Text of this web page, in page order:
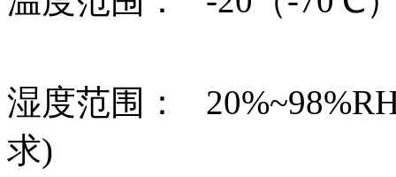
湿度范围：
求)